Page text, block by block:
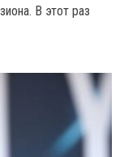
В этот раз